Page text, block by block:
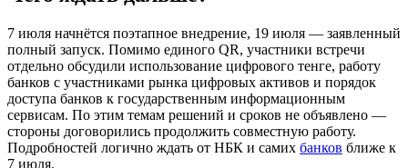
7 июля начнётся поэтапное внедрение, 19 июля — заявленный
полный запуск. Помимо единого QR, участники встречи
отдельно обсудили использование цифрового тенге, работу
банков с участниками рынка цифровых активов и порядок
доступа банков к государственным информационным
сервисам. По этим темам решений и сроков не объявлено —
стороны договорились продолжить совместную работу.
Подробностей логично ждать от НБК и самих банков ближе к
7 июля.